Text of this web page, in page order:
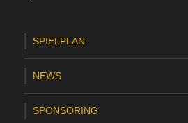
SPIELPLAN
NEWS
SPONSORING